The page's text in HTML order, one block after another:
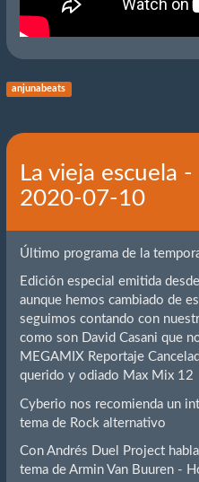
anjunabeats
La vieja escuela
2020-07-10
Último programa de la
Edición especial emitida
aunque hemos cambiado de
seguimos contando con
como son David Casani que
MEGAMIX Reportaje
querido y odiado Max Mix 12
Cyberio nos recomienda un
tema de Rock alternativo
Con Andrés Duel Project
tema de Armin Van Buuren -